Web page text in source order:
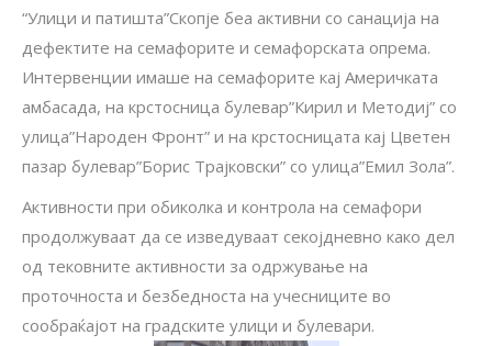
“Улици и патишта”Скопје беа активни со санација на
дефектите на семафорите и семафорската опрема.
Интервенции имаше на семафорите кај Америчката
амбасада, на крстосница булевар”Кирил и Методиј” со
улица”Народен Фронт” и на крстосницата кај Цветен
пазар булевар”Борис Трајковски” со улица”Емил Зола”.
Активности при обиколка и контрола на семафори
продолжуваат да се изведуваат секојдневно како дел
од тековните активности за одржување на
проточноста и безбедноста на учесниците во
сообраќајот на градските улици и булевари.